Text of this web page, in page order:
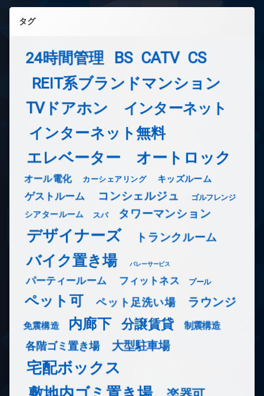
タグ
24時間管理 BS CATV CS
REIT系ブランドマンション
TVドアホン インターネット
インターネット無料
エレベーター オートロック
オール電化 カーシェアリング キッズルーム
ゲストルーム コンシェルジュ ゴルフレンジ
シアタールーム スパ タワーマンション
デザイナーズ トランクルーム
バイク置き場 バレーサービス
パーティールーム フィットネス プール
ペット可 ペット足洗い場 ラウンジ
免震構造 内廊下 分譲賃貸 制震構造
各階ゴミ置き場 大型駐車場
宅配ボックス